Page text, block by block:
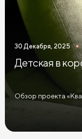
30 Декабря, 2025
Детская в
Обзор проекта